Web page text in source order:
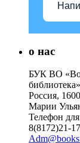
о нас
БУК ВО
библиотека»
Россия,
Марии
Телефон
8(8172)21-